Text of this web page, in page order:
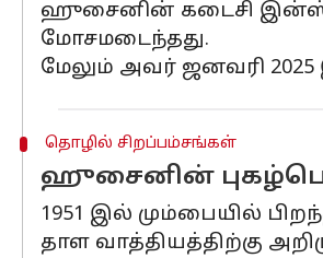
ஹுசைனின் கடைசி
மோசமடைந்தது.
மேலும் அவர் ஜனவரி 2025
தொழில் சிறப்பம்சங்கள்
ஹுசைனின்
1951 இல் மும்பையில்
தாள வாத்தியத்திற்கு